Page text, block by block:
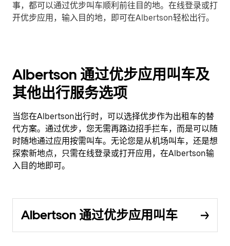
事，都可以通过优步叫车顺利前往目的地。在线登录或打
开优步应用，输入目的地，即可在Albertson轻松出行。
Albertson 通过优步应用叫车及
其他出行服务选项
当您在Albertson出行时，可以选择优步作为出租车的替
代方案。通过优步，您无需再路边招手拦车，而是可以随
时随地通过应用按需叫车。无论您是从机场叫车，还是想
探索新地点，只需在线登录或打开应用，在Albertson输
入目的地即可。
Albertson 通过优步应用叫车